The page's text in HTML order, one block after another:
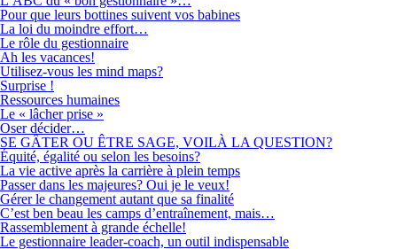
Pour que leurs bottines suivent vos babines
La loi du moindre effort…
Le rôle du gestionnaire
Ah les vacances!
Utilisez-vous les mind maps?
Surprise !
Ressources humaines
Le « lâcher prise »
Oser décider…
SE GÂTER OU ÊTRE SAGE, VOILÀ LA QUESTION?
Équité, égalité ou selon les besoins?
La vie active après la carrière à plein temps
Passer dans les majeures? Oui je le veux!
Gérer le changement autant que sa finalité
C’est ben beau les camps d’entraînement, mais…
Rassemblement à grande échelle!
Le gestionnaire leader-coach, un outil indispensable